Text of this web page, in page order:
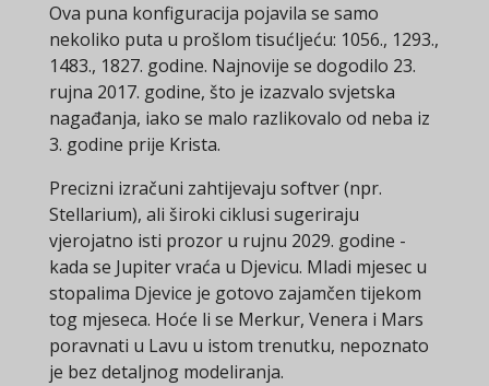
Ova puna konfiguracija pojavila se samo
nekoliko puta u prošlom tisućljeću: 1056., 1293.,
1483., 1827. godine. Najnovije se dogodilo 23.
rujna 2017. godine, što je izazvalo svjetska
nagađanja, iako se malo razlikovalo od neba iz
3. godine prije Krista.
Precizni izračuni zahtijevaju softver (npr.
Stellarium), ali široki ciklusi sugeriraju
vjerojatno isti prozor u rujnu 2029. godine -
kada se Jupiter vraća u Djevicu. Mladi mjesec u
stopalima Djevice je gotovo zajamčen tijekom
tog mjeseca. Hoće li se Merkur, Venera i Mars
poravnati u Lavu u istom trenutku, nepoznato
je bez detaljnog modeliranja.